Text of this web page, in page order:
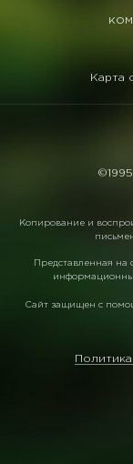
Карта
Копирование и
Представленная на
Сайт защищен с